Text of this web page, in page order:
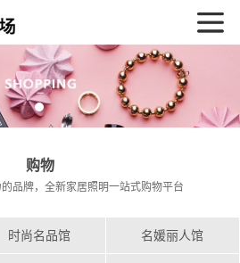
购物
品牌，全新家居照明一站式购物平台
时尚名品馆 名媛丽人馆